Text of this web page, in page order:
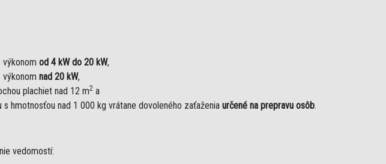
od 4 kW do 20 kW,
nad 20 kW,
plachiet nad 12 m2 a
hmotnosťou nad 1 000 kg vrátane dovoleného zaťaženia určené na prepravu osôb.
vedomostí: